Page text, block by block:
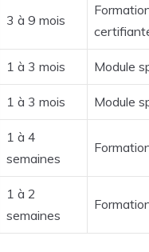
3 à 9 mois
1 à 3 mois Module
1 à 3 mois Module
1 à 4
semaines
1 à 2
semaines